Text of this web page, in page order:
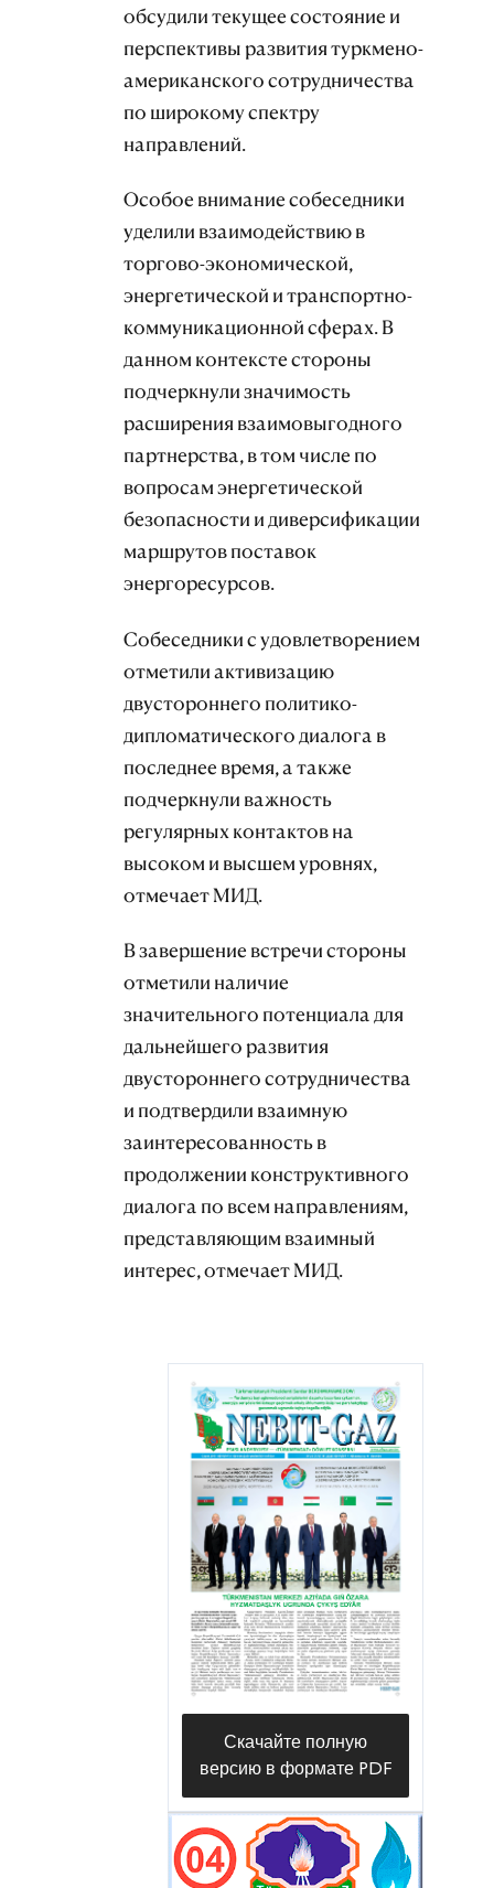
обсудили текущее состояние и
перспективы развития туркмено-
американского сотрудничества
по широкому спектру
направлений.
Особое внимание собеседники
уделили взаимодействию в
торгово-экономической,
энергетической и транспортно-
коммуникационной сферах. В
данном контексте стороны
подчеркнули значимость
расширения взаимовыгодного
партнерства, в том числе по
вопросам энергетической
безопасности и диверсификации
маршрутов поставок
энергоресурсов.
Собеседники с удовлетворением
отметили активизацию
двустороннего политико-
дипломатического диалога в
последнее время, а также
подчеркнули важность
регулярных контактов на
высоком и высшем уровнях,
отмечает МИД.
В завершение встречи стороны
отметили наличие
значительного потенциала для
дальнейшего развития
двустороннего сотрудничества
и подтвердили взаимную
заинтересованность в
продолжении конструктивного
диалога по всем направлениям,
представляющим взаимный
интерес, отмечает МИД.
Скачайте полную
версию в формате PDF